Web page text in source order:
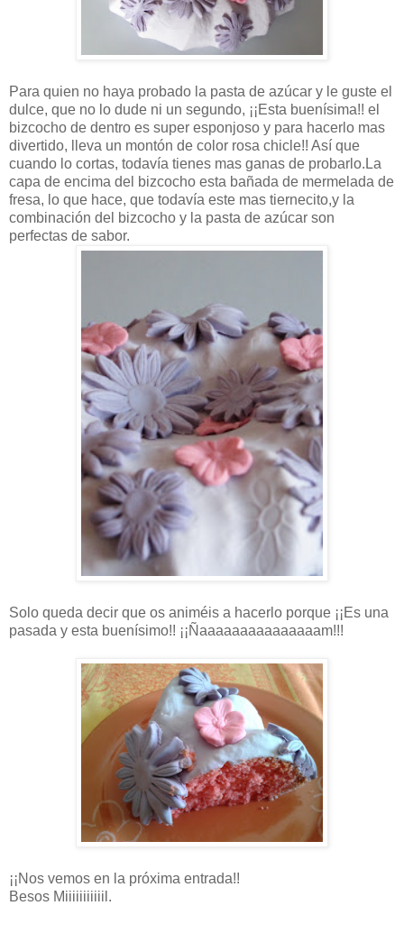
Para quien no haya probado la pasta de azúcar y le guste el
dulce, que no lo dude ni un segundo, ¡¡Esta buenísima!! el
bizcocho de dentro es super esponjoso y para hacerlo mas
divertido, lleva un montón de color rosa chicle!! Así que
cuando lo cortas, todavía tienes mas ganas de probarlo.La
capa de encima del bizcocho esta bañada de mermelada de
fresa, lo que hace, que todavía este mas tiernecito,y la
combinación del bizcocho y la pasta de azúcar son
perfectas de sabor.
Solo queda decir que os animéis a hacerlo porque ¡¡Es una
pasada y esta buenísimo!! ¡¡Ñaaaaaaaaaaaaaaam!!!
¡¡Nos vemos en la próxima entrada!!
Besos Miiiiiiiiiiil.